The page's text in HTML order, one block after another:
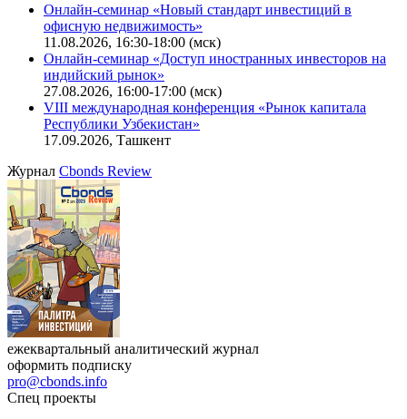
Онлайн-семинар «Новый стандарт инвестиций в
офисную недвижимость»
11.08.2026, 16:30-18:00 (мск)
Онлайн-семинар «Доступ иностранных инвесторов на
индийский рынок»
27.08.2026, 16:00-17:00 (мск)
VIII международная конференция «Рынок капитала
Республики Узбекистан»
17.09.2026, Ташкент
Журнал Cbonds Review
ежеквартальный аналитический журнал
оформить подписку
pro@cbonds.info
Спец проекты